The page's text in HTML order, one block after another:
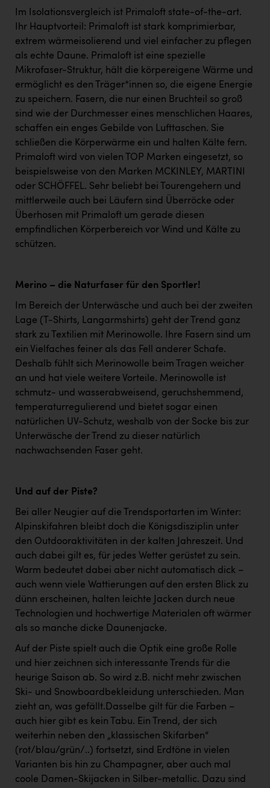
Im Isolationsvergleich ist Primaloft state-of-the-art.
Ihr Hauptvorteil: Primaloft ist stark komprimierbar,
extrem wärmeisolierend und viel einfacher zu pflegen
als echte Daune. Primaloft ist eine spezielle
Mikrofaser-Struktur, hält die körpereigene Wärme und
ermöglicht es den Träger*innen so, die eigene Energie
zu speichern. Fasern, die nur einen Bruchteil so groß
sind wie der Durchmesser eines menschlichen Haares,
schaffen ein enges Gebilde von Lufttaschen. Sie
schließen die Körperwärme ein und halten Kälte fern.
Primaloft wird von vielen TOP Marken eingesetzt, so
beispielsweise von den Marken MCKINLEY, MARTINI
oder SCHÖFFEL. Sehr beliebt bei Tourengehern und
mittlerweile auch bei Läufern sind Überröcke oder
Überhosen mit Primaloft um gerade diesen
empfindlichen Körperbereich vor Wind und Kälte zu
schützen.
Merino – die Naturfaser für den Sportler!
Im Bereich der Unterwäsche und auch bei der zweiten
Lage (T-Shirts, Langarmshirts) geht der Trend ganz
stark zu Textilien mit Merinowolle. Ihre Fasern sind um
ein Vielfaches feiner als das Fell anderer Schafe.
Deshalb fühlt sich Merinowolle beim Tragen weicher
an und hat viele weitere Vorteile. Merinowolle ist
schmutz- und wasserabweisend, geruchshemmend,
temperaturregulierend und bietet sogar einen
natürlichen UV-Schutz, weshalb von der Socke bis zur
Unterwäsche der Trend zu dieser natürlich
nachwachsenden Faser geht.
Und auf der Piste?
Bei aller Neugier auf die Trendsportarten im Winter:
Alpinskifahren bleibt doch die Königsdisziplin unter
den Outdooraktivitäten in der kalten Jahreszeit. Und
auch dabei gilt es, für jedes Wetter gerüstet zu sein.
Warm bedeutet dabei aber nicht automatisch dick –
auch wenn viele Wattierungen auf den ersten Blick zu
dünn erscheinen, halten leichte Jacken durch neue
Technologien und hochwertige Materialen oft wärmer
als so manche dicke Daunenjacke.
Auf der Piste spielt auch die Optik eine große Rolle
und hier zeichnen sich interessante Trends für die
heurige Saison ab. So wird z.B. nicht mehr zwischen
Ski- und Snowboardbekleidung unterschieden. Man
zieht an, was gefällt.Dasselbe gilt für die Farben –
auch hier gibt es kein Tabu. Ein Trend, der sich
weiterhin neben den „klassischen Skifarben“
(rot/blau/grün/..) fortsetzt, sind Erdtöne in vielen
Varianten bis hin zu Champagner, aber auch mal
coole Damen-Skijacken in Silber-metallic. Dazu sind